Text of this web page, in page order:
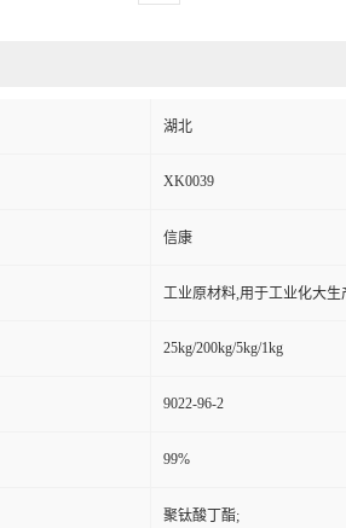
湖北
XK0039
信康
工业原材料,用于工业化大生
25kg/200kg/5kg/1kg
9022-96-2
99%
聚钛酸丁酯;